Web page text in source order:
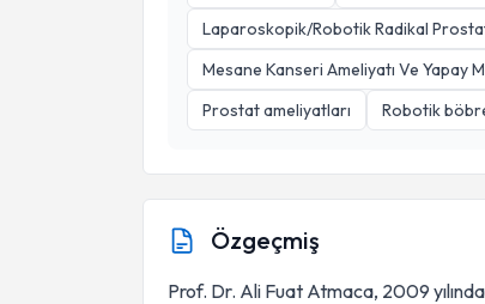
Laparoskopik/Robotik Radikal
Mesane Kanseri Ameliyatı Ve Yapay
Prostat ameliyatları
Robotik
Özgeçmiş
Prof. Dr. Ali Fuat Atmaca, 2009